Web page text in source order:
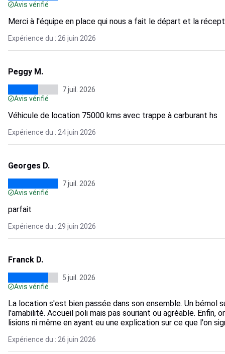
Avis vérifié
Merci à l'équipe en place qui nous a fait le départ et la
Expérience du : 26 juin 2026
Peggy M.
7 juil. 2026
Avis vérifié
Véhicule de location 75000 kms avec trappe à carburant hs
Expérience du : 24 juin 2026
Georges D.
7 juil. 2026
Avis vérifié
parfait
Expérience du : 29 juin 2026
Franck D.
5 juil. 2026
Avis vérifié
La location s'est bien passée dans son ensemble. Un
l'amabilité. Accueil poli mais pas souriant ou agréable. Enfin,
lisions ni même en ayant eu une explication sur ce que l'on
Expérience du : 26 juin 2026